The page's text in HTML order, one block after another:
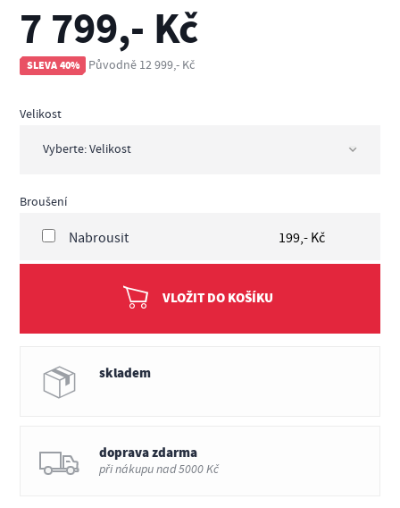
7 799,- Kč
SLEVA 40% Původně 12 999,- Kč
Velikost
Broušení
Nabrousit 199,- Kč
VLOŽIT DO KOŠÍKU
skladem
doprava zdarma
při nákupu nad 5000 Kč